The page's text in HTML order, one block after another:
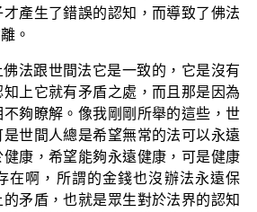
產生了錯誤的認知，而導致了佛法
。
法跟世間法它是一致的，它是沒有
上它就有矛盾之處，而且那是因為
夠瞭解。像我剛剛所舉的這些，世
世間人總是希望無常的法可以永遠
康，希望能夠永遠健康，可是健康
在啊，所謂的金錢也沒辦法永遠保
矛盾，也就是眾生對於法界的認知